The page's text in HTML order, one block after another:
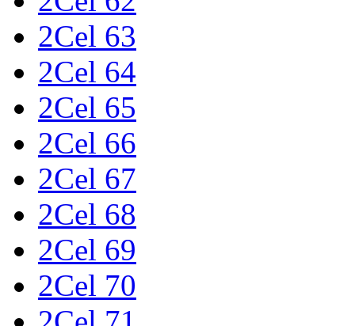
2Cel 63
2Cel 64
2Cel 65
2Cel 66
2Cel 67
2Cel 68
2Cel 69
2Cel 70